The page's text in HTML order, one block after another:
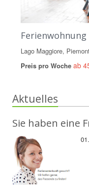
Lago Maggiore,
Preis pro Woche ab
Aktuelles
Sie haben eine